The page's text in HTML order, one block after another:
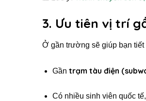
3. Ưu tiên vị trí
Ở gần trường sẽ giúp bạn
Gần trạm tàu điện
Có nhiều sinh viên quốc